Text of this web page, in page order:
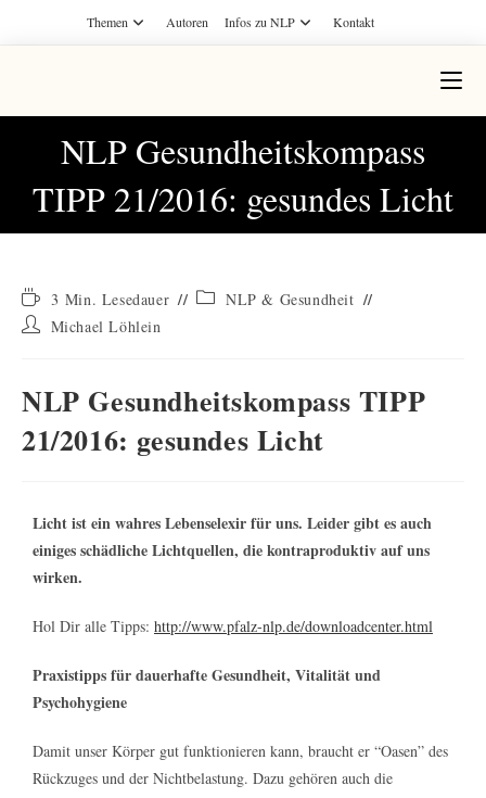
Themen Autoren Infos zu NLP Kontakt
NLP Gesundheitskompass
TIPP 21/2016: gesundes Licht
3 Min. Lesedauer
NLP & Gesundheit
Michael Löhlein
NLP Gesundheitskompass TIPP
21/2016: gesundes Licht
Licht ist ein wahres Lebenselexir für uns. Leider gibt es auch
einiges schädliche Lichtquellen, die kontraproduktiv auf uns
wirken.
Hol Dir alle Tipps: http://www.pfalz-nlp.de/downloadcenter.html
Praxistipps für dauerhafte Gesundheit, Vitalität und
Psychohygiene
Damit unser Körper gut funktionieren kann, braucht er “Oasen” des
Rückzuges und der Nichtbelastung. Dazu gehören auch die